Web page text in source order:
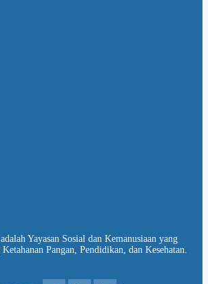
Yayasan Sosial dan Kemanusiaan yang
Pangan, Pendidikan, dan Kesehatan.